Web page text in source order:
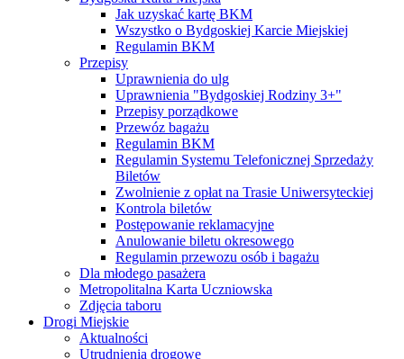
Jak uzyskać kartę BKM
Wszystko o Bydgoskiej Karcie Miejskiej
Regulamin BKM
Przepisy
Uprawnienia do ulg
Uprawnienia "Bydgoskiej Rodziny 3+"
Przepisy porządkowe
Przewóz bagażu
Regulamin BKM
Regulamin Systemu Telefonicznej Sprzedaży
Biletów
Zwolnienie z opłat na Trasie Uniwersyteckiej
Kontrola biletów
Postępowanie reklamacyjne
Anulowanie biletu okresowego
Regulamin przewozu osób i bagażu
Dla młodego pasażera
Metropolitalna Karta Uczniowska
Zdjęcia taboru
Drogi Miejskie
Aktualności
Utrudnienia drogowe